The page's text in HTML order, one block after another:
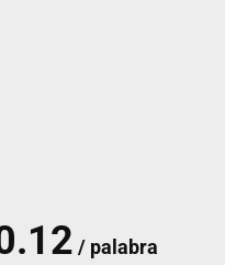
/ palabra